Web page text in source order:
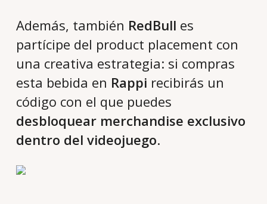
Además, también RedBull es
partícipe del product placement con
una creativa estrategia: si compras
esta bebida en Rappi recibirás un
código con el que puedes
desbloquear merchandise exclusivo
dentro del videojuego.